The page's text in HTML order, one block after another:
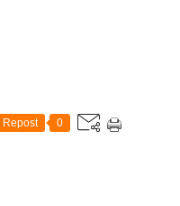
Repost 0